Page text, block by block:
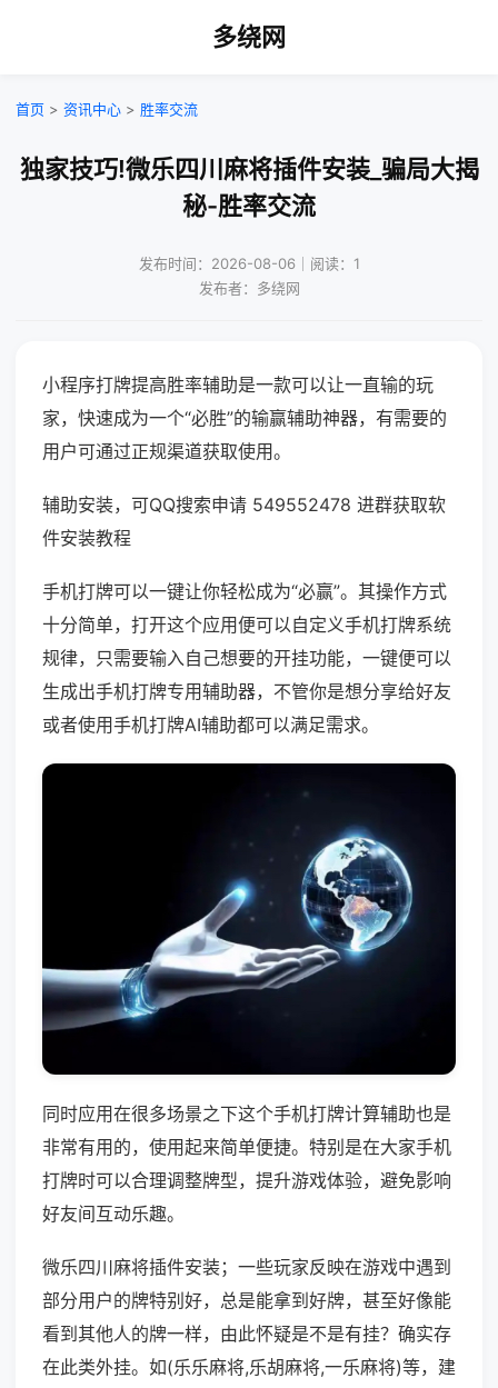
多绕网
首页 > 资讯中心 > 胜率交流
独家技巧!微乐四川麻将插件安装_骗局大揭
秘-胜率交流
发布时间：2026-08-06｜阅读：1
发布者：多绕网
小程序打牌提高胜率辅助是一款可以让一直输的玩
家，快速成为一个“必胜”的输赢辅助神器，有需要的
用户可通过正规渠道获取使用。
辅助安装，可QQ搜索申请 549552478 进群获取软
件安装教程
手机打牌可以一键让你轻松成为“必赢”。其操作方式
十分简单，打开这个应用便可以自定义手机打牌系统
规律，只需要输入自己想要的开挂功能，一键便可以
生成出手机打牌专用辅助器，不管你是想分享给好友
或者使用手机打牌AI辅助都可以满足需求。
同时应用在很多场景之下这个手机打牌计算辅助也是
非常有用的，使用起来简单便捷。特别是在大家手机
打牌时可以合理调整牌型，提升游戏体验，避免影响
好友间互动乐趣。
微乐四川麻将插件安装；一些玩家反映在游戏中遇到
部分用户的牌特别好，总是能拿到好牌，甚至好像能
看到其他人的牌一样，由此怀疑是不是有挂？确实存
在此类外挂。如(乐乐麻将,乐胡麻将,一乐麻将)等，建